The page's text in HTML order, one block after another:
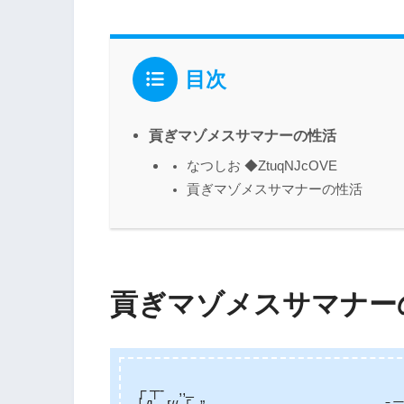
目次
貢ぎマゾメスサマナーの性活
なつしお ◆ZtuqNJcOVE
貢ぎマゾメスサマナーの性活
貢ぎマゾメスサマナー
┌ ┬- ,,_